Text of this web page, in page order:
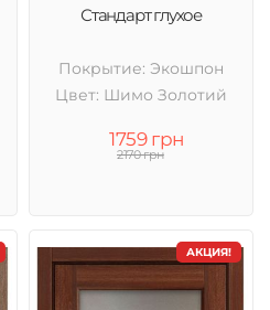
Стандарт глухое
Покрытие: Экошпон
Цвет: Шимо Золотий
1759 грн
2170 грн
АКЦИЯ!